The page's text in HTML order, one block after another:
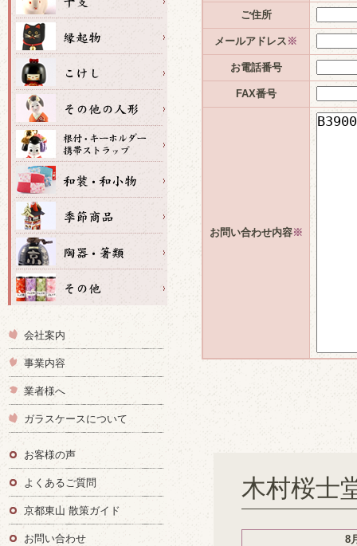
ご住所
メールアドレス ※
お電話番号
FAX番号
お問い合わせ内容※
木村桜士
8
会社案内
事業内容
業者様へ
ガラスケースについて
お客様の声
よくあるご質問
京都東山 散策ガイド
お問い合わせ